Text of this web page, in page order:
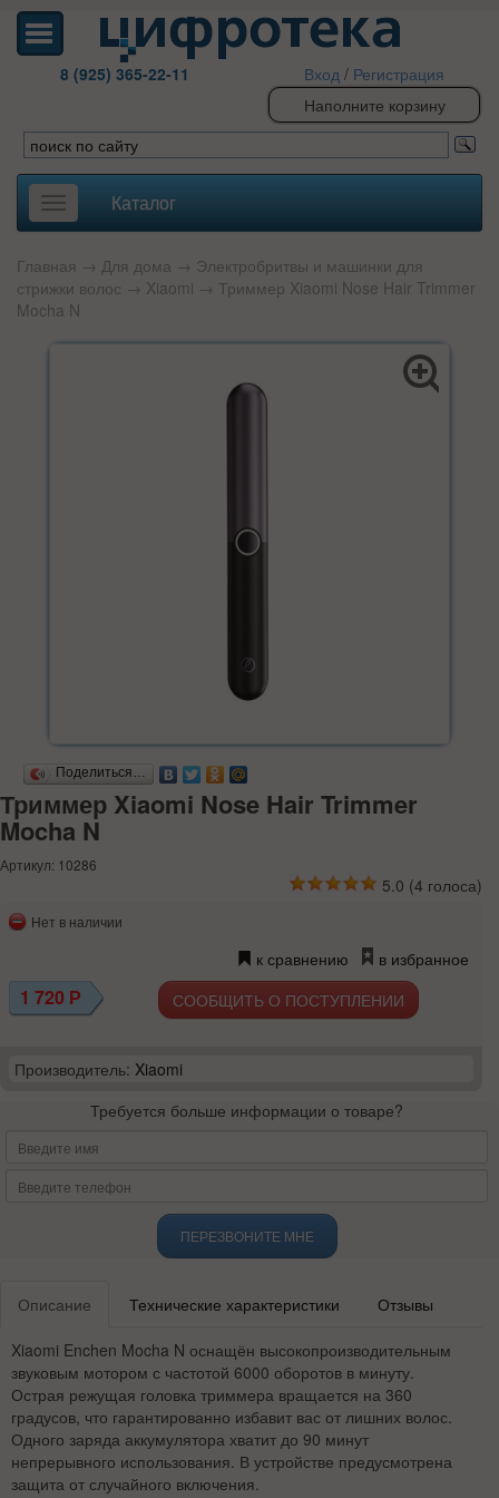
8 (925) 365-22-11 Вход / Регистрация
Наполните корзину
Toggle
navigation
Каталог
Главная → Для дома → Электробритвы и машинки для
стрижки волос → Xiaomi → Триммер Xiaomi Nose Hair Trimmer
Mocha N
Поделиться…
Триммер Xiaomi Nose Hair Trimmer
Mocha N
Артикул: 10286
5.0 (4 голоса)
Нет в наличии
к сравнению в избранное
1 720 Р СООБЩИТЬ О ПОСТУПЛЕНИИ
Производитель: Xiaomi
Требуется больше информации о товаре?
ПЕРЕЗВОНИТЕ МНЕ
Описание Технические характеристики Отзывы
Xiaomi Enchen Mocha N оснащён высокопроизводительным
звуковым мотором с частотой 6000 оборотов в минуту.
Острая режущая головка триммера вращается на 360
градусов, что гарантированно избавит вас от лишних волос.
Одного заряда аккумулятора хватит до 90 минут
непрерывного использования. В устройстве предусмотрена
защита от случайного включения.